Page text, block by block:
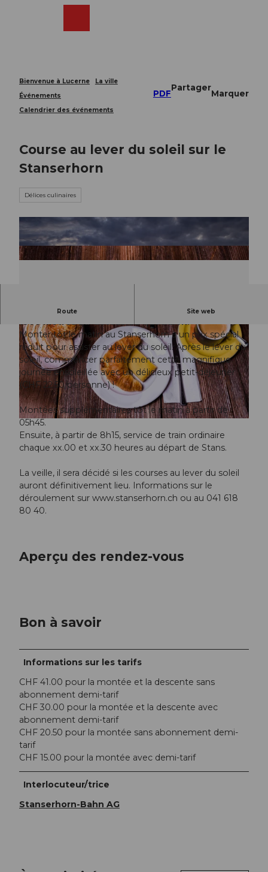
Bienvenue à Lucerne
La ville
Événements
Calendrier des événements
PDF
Partager
Marquer
Course au lever du soleil sur le
Stanserhorn
Délices culinaires
© Guidle.com
© Guidle.com
Route Site web
Ambiance matinale de rêve au lever du soleil à
1900 mètres au-dessus du quotidien.
Monter tôt le matin au Stanserhorn à un prix spécial
réduit pour assister au lever du soleil. Après le lever du
soleil, commencer parfaitement cette magnifique
journée ensoleillée avec un délicieux petit-déjeuner
(CHF 22.50/personne) !
Montées supplémentaires tôt le matin à partir de
05h45.
Ensuite, à partir de 8h15, service de train ordinaire
chaque xx.00 et xx.30 heures au départ de Stans.
La veille, il sera décidé si les courses au lever du soleil
auront définitivement lieu. Informations sur le
déroulement sur www.stanserhorn.ch ou au 041 618
80 40.
Aperçu des rendez-vous
Bon à savoir
Informations sur les tarifs
CHF 41.00 pour la montée et la descente sans
abonnement demi-tarif
CHF 30.00 pour la montée et la descente avec
abonnement demi-tarif
CHF 20.50 pour la montée sans abonnement demi-
tarif
CHF 15.00 pour la montée avec demi-tarif
Interlocuteur/trice
Stanserhorn-Bahn AG